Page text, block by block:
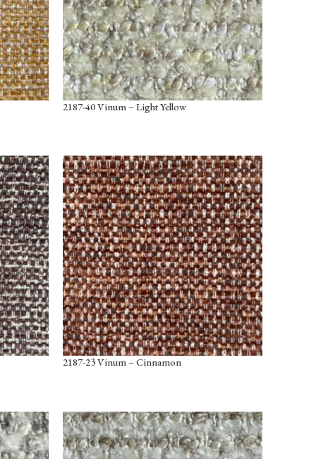
2187-40 Vinum – Light Yellow
2187-23 Vinum – Cinnamon